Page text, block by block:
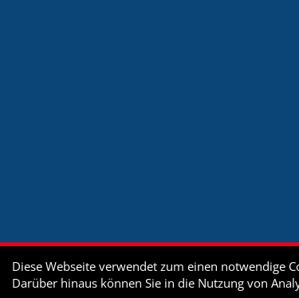
Diese Webseite verwendet zum einen notwendige
Darüber hinaus können Sie in die Nutzung von